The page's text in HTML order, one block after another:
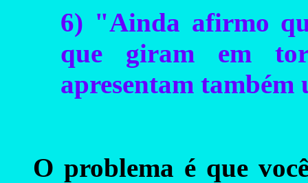
6) "Ainda afirmo
que giram em
apresentam
O problema é que